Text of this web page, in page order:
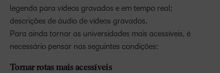
legenda para vídeos gravados e em tempo real;
descrições de áudio de vídeos gravados.
Para ainda tornar as universidades mais acessíveis, é
necessário pensar nas seguintes condições:
Tornar rotas mais acessíveis